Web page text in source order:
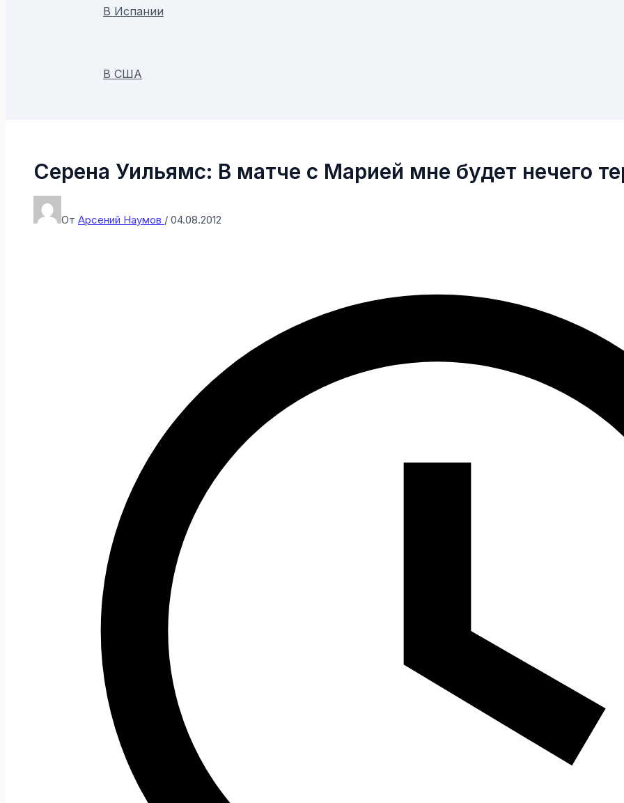
В Испании
В США
Серена Уильямс: В матче с Марией мне будет нечего
От Арсений Наумов / 04.08.2012